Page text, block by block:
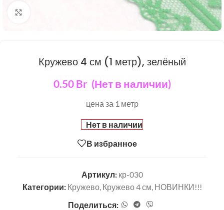
Кружево 4 см (1 метр), зелёный
0.50 Br (Нет в наличии)
цена за 1 метр
Нет в наличии
В избранное
Артикул: кр-030
Категории: Кружево, Кружево 4 см, НОВИНКИ!!!
Поделиться: